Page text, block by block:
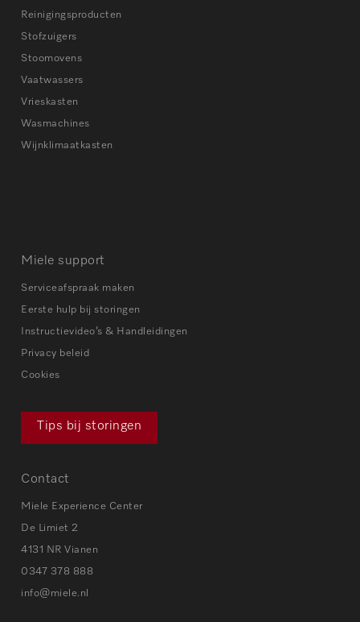
Reinigingsproducten
Stofzuigers
Stoomovens
Vaatwassers
Vrieskasten
Wasmachines
Wijnklimaatkasten
Miele support
Serviceafspraak maken
Eerste hulp bij storingen
Instructievideo’s & Handleidingen
Privacy beleid
Cookies
Tips bij storingen
Contact
Miele Experience Center
De Limiet 2
4131 NR Vianen
0347 378 888
info@miele.nl